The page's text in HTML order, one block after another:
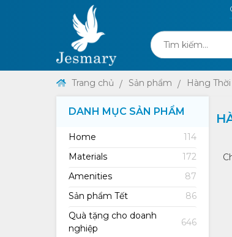
Trang chủ Sản phẩm Hàng
DANH MỤC SẢN PHẨM
Home
114
Materials
172
Amenities
87
Sản phẩm Tết
86
Quà tặng cho doanh
nghiệp
646